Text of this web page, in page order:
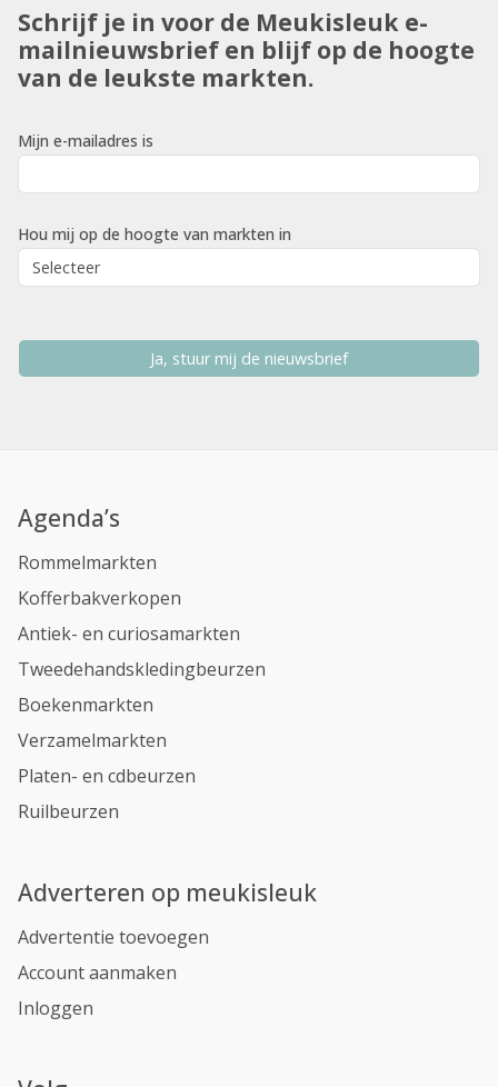
Schrijf je in voor de Meukisleuk e-
mailnieuwsbrief en blijf op de hoogte
van de leukste markten.
Mijn e-mailadres is
Hou mij op de hoogte van markten in
Ja, stuur mij de nieuwsbrief
Agenda’s
Rommelmarkten
Kofferbakverkopen
Antiek- en curiosamarkten
Tweedehandskledingbeurzen
Boekenmarkten
Verzamelmarkten
Platen- en cdbeurzen
Ruilbeurzen
Adverteren op meukisleuk
Advertentie toevoegen
Account aanmaken
Inloggen